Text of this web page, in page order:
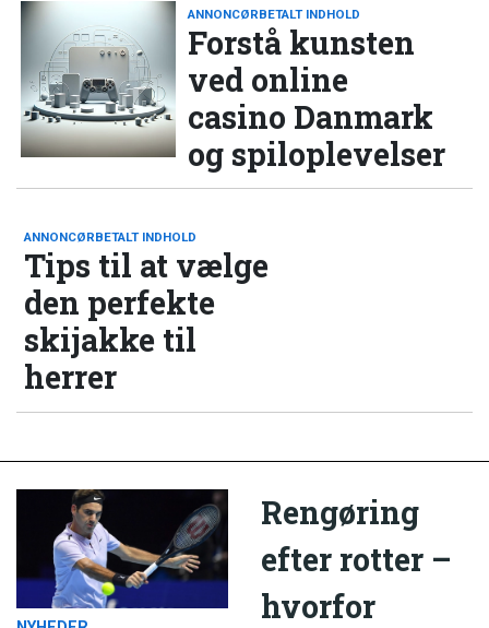
ANNONCØRBETALT INDHOLD
Forstå kunsten
ved online
casino Danmark
og spiloplevelser
ANNONCØRBETALT INDHOLD
Tips til at vælge
den perfekte
skijakke til
herrer
Rengøring
efter rotter –
hvorfor